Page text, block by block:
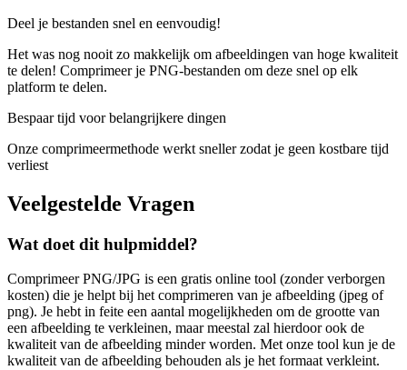
Deel je bestanden snel en eenvoudig!
Het was nog nooit zo makkelijk om afbeeldingen van hoge kwaliteit
te delen! Comprimeer je PNG-bestanden om deze snel op elk
platform te delen.
Bespaar tijd voor belangrijkere dingen
Onze comprimeermethode werkt sneller zodat je geen kostbare tijd
verliest
Veelgestelde Vragen
Wat doet dit hulpmiddel?
Comprimeer PNG/JPG is een gratis online tool (zonder verborgen
kosten) die je helpt bij het comprimeren van je afbeelding (jpeg of
png). Je hebt in feite een aantal mogelijkheden om de grootte van
een afbeelding te verkleinen, maar meestal zal hierdoor ook de
kwaliteit van de afbeelding minder worden. Met onze tool kun je de
kwaliteit van de afbeelding behouden als je het formaat verkleint.